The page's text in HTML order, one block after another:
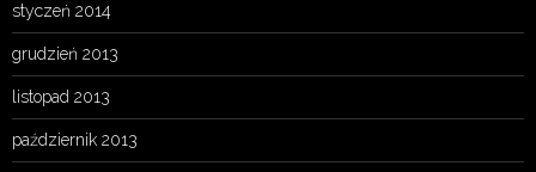
styczeń 2014
grudzień 2013
listopad 2013
październik 2013